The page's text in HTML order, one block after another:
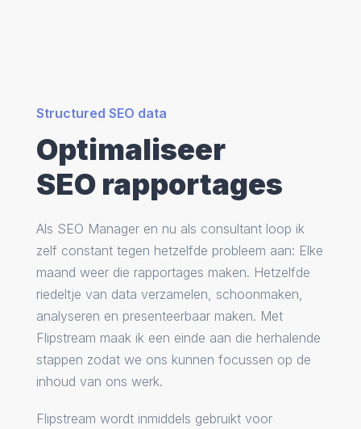
Structured SEO data
Optimaliseer
SEO rapportages
Als SEO Manager en nu als consultant loop ik
zelf constant tegen hetzelfde probleem aan: Elke
maand weer die rapportages maken. Hetzelfde
riedeltje van data verzamelen, schoonmaken,
analyseren en presenteerbaar maken. Met
Flipstream maak ik een einde aan die herhalende
stappen zodat we ons kunnen focussen op de
inhoud van ons werk.
Flipstream wordt inmiddels gebruikt voor